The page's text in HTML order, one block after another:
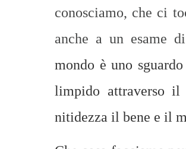
conosciamo, che ci
anche a un esame
mondo è uno
limpido attraverso il
nitidezza il bene e il